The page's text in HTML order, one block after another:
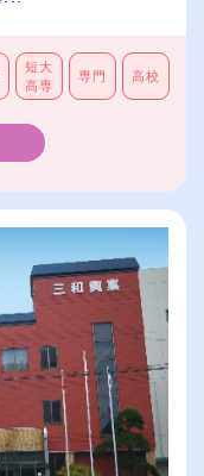
短大
高専
専門 高校